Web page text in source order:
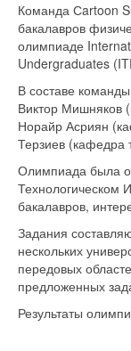
Команда Сartoon
бакалавров
олимпиаде
Undergraduates
В составе
Виктор Мишняков
Норайр Асриян
Терзиев (кафедра
Олимпиада была
Технологическом
бакалавров,
Задания
нескольких
передовых
предложенных
Результаты